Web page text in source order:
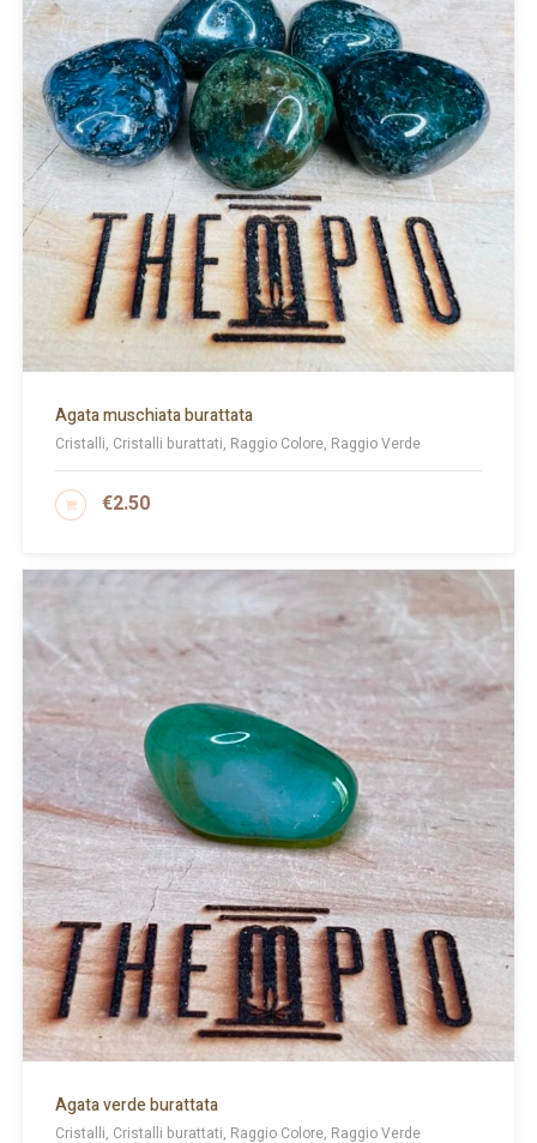
Agata muschiata burattata
Cristalli, Cristalli burattati, Raggio Colore, Raggio Verde
€2.50
AGGIUNGI AL CARRELLO
Agata verde burattata
Cristalli, Cristalli burattati, Raggio Colore, Raggio Verde